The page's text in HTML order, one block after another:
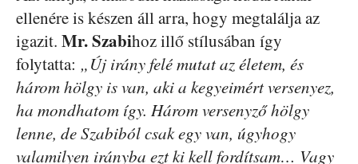
ellenére is készen áll arra, hogy megtalálja az
igazit. Mr. Szabihoz illő stílusában így
folytatta: „Új irány felé mutat az életem, és
három hölgy is van, aki a kegyeimért versenyez,
ha mondhatom így. Három versenyző hölgy
lenne, de Szabiból csak egy van, úgyhogy
valamilyen irányba ezt ki kell fordítsam… Vagy